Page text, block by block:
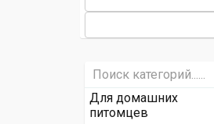
Для домашних
питомцев